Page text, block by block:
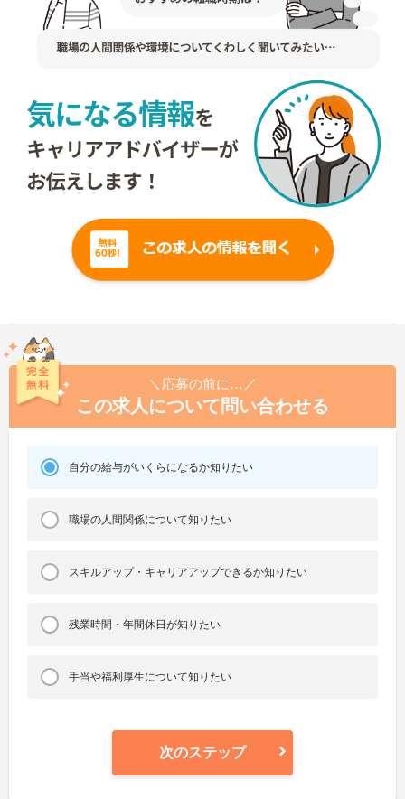
＼応募の前に…／
この求人について問い合わせる
自分の給与がいくらになるか知りたい
職場の人間関係について知りたい
スキルアップ・キャリアアップできるか知りたい
残業時間・年間休日が知りたい
手当や福利厚生について知りたい
次のステップ